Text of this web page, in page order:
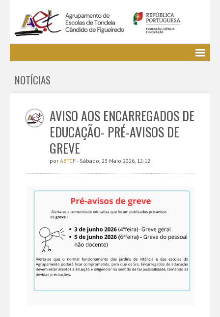
EE / Alunos
Cursos Profissionais
Bibliotecas
Media AETCF
Legislação
NOTÍCIAS
AVISO AOS ENCARREGADOS DE
EDUCAÇÃO- PRÉ-AVISOS DE
GREVE
por AETCF- Sábado, 23 Maio 2026, 12:12